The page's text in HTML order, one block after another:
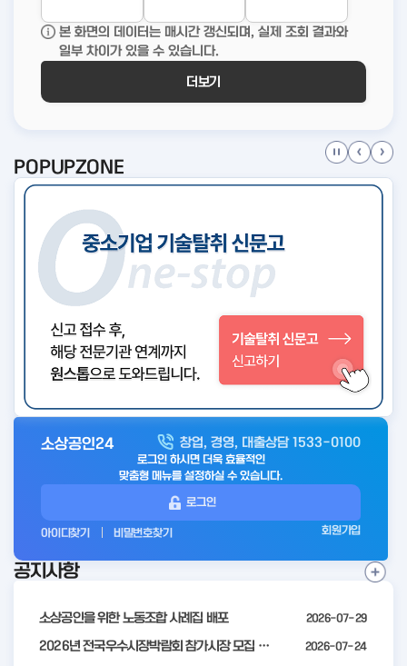
본 화면의 데이터는 매시간 갱신되며, 실제 조회 결과와
일부 차이가 있을 수 있습니다.
더보기
POPUPZONE
아
전
소상공인24 창업, 경영, 대출상담 1533-0100
로그인 하시면 더욱 효율적인
맞춤형 메뉴를 설정하실 수 있습니다.
로그인
아이디찾기 비밀번호찾기 회원가입
공지사항
소상공인을 위한 노동조합 사례집 배포 2026-07-29
2026년 전국우수시장박람회 참가시장 모집 공고 2026-07-24
공